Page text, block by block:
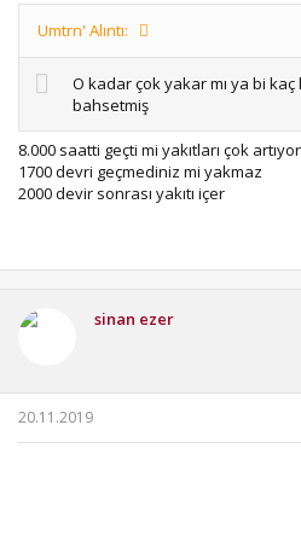
Umtrn' Alıntı:
O kadar çok yakar mı ya bi kaç
bahsetmiş
8.000 saatti geçti mi yakıtları çok artıyor
1700 devri geçmediniz mi yakmaz
2000 devir sonrası yakıtı içer
sinan ezer
20.11.2019